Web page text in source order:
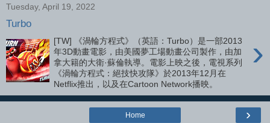
Tuesday, April 19, 2022
Turbo
›
[TW] 《渦輪方程式》（英語：Turbo）是一部2013
年3D動畫電影，由美國夢工場動畫公司製作，由加
拿大籍的大衛·蘇倫執導。電影上映之後，電視系列
《渦輪方程式：絕技快攻隊》於2013年12月在
Netflix推出，以及在Cartoon Network播映。
›
Home